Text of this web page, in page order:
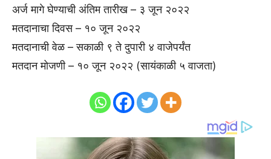
अर्ज मागे घेण्याची अंतिम तारीख – ३ जून २०२२
मतदानाचा दिवस – १० जून २०२२
मतदानाची वेळ – सकाळी ९ ते दुपारी ४ वाजेपर्यंत
मतदान मोजणी – १० जून २०२२ (सायंकाळी ५ वाजता)